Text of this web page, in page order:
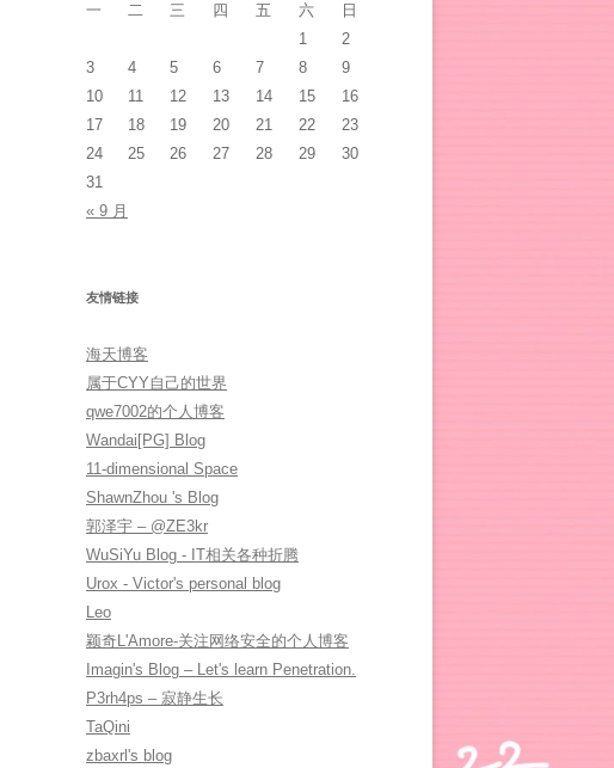
一
二 三 四 五 六
日
1
2
3
4 5 6 7 8
9
10
11 12 13 14 15
16
17
18 19 20 21 22
23
24
25 26 27 28 29
30
31
« 9 月
友情链接
海天博客
属于CYY自己的世界
qwe7002的个人博客
Wandai[PG] Blog
11-dimensional Space
ShawnZhou 's Blog
郭泽宇 – @ZE3kr
WuSiYu Blog - IT相关各种折腾
Urox - Victor's personal blog
Leo
颖奇L'Amore-关注网络安全的个人博客
Imagin's Blog – Let's learn Penetration.
P3rh4ps – 寂静生长
TaQini
zbaxrl's blog